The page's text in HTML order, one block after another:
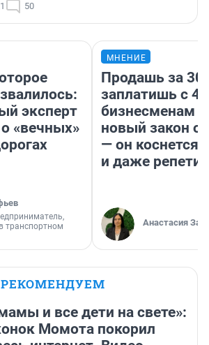
50
эксперт
«вечных»
транспортном
МНЕНИЕ
Продашь за
заплатишь с
бизнесменам
новый закон о
— он коснется
и даже
Анастасия
РЕКОМЕНДУЕМ
и все дети на свете»:
Момота покорил